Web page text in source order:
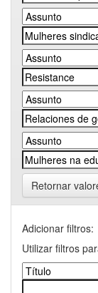
Retornar
Adicionar filtros:
Utilizar filtros